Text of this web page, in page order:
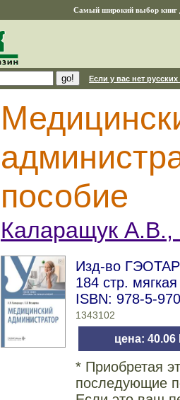
Самый широкий выбор книг
Если у вас нет
пособие
Каларащук
Изд-во
184 стр.
ISBN: 978-5-
1343102
цена: 40.06
* Приобретая
последующие